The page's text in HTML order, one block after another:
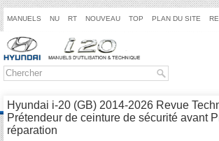
MANUELS NU RT NOUVEAU TOP PLAN DU SITE
Hyundai i-20 (GB) 2014-2026 Revue
Prétendeur de ceinture de sécurité avant
réparation